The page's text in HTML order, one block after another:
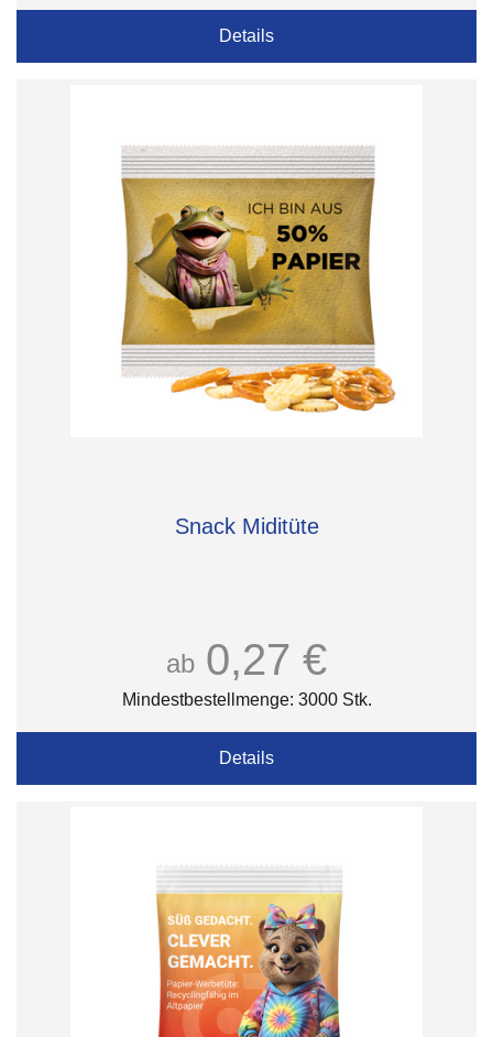
Details
Snack Miditüte
ab 0,27 €
Mindestbestellmenge: 3000 Stk.
Details